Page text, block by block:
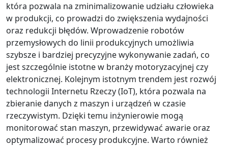
która pozwala na zminimalizowanie udziału człowieka
w produkcji, co prowadzi do zwiększenia wydajności
oraz redukcji błędów. Wprowadzenie robotów
przemysłowych do linii produkcyjnych umożliwia
szybsze i bardziej precyzyjne wykonywanie zadań, co
jest szczególnie istotne w branży motoryzacyjnej czy
elektronicznej. Kolejnym istotnym trendem jest rozwój
technologii Internetu Rzeczy (IoT), która pozwala na
zbieranie danych z maszyn i urządzeń w czasie
rzeczywistym. Dzięki temu inżynierowie mogą
monitorować stan maszyn, przewidywać awarie oraz
optymalizować procesy produkcyjne. Warto również